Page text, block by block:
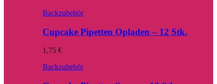
Backzubehör
Cupcake Pipetten Opladen – 12 Stk.
1,75 €
Backzubehör